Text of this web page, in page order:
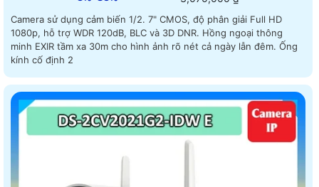
Camera sử dụng cảm biến 1/2. 7" CMOS, độ phân giải Full HD
1080p, hỗ trợ WDR 120dB, BLC và 3D DNR. Hồng ngoại thông
minh EXIR tầm xa 30m cho hình ảnh rõ nét cả ngày lẫn đêm. Ống
kính cố định 2